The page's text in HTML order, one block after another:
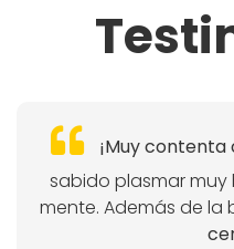
¡Muy
sabido plasmar muy
mente. Además de la